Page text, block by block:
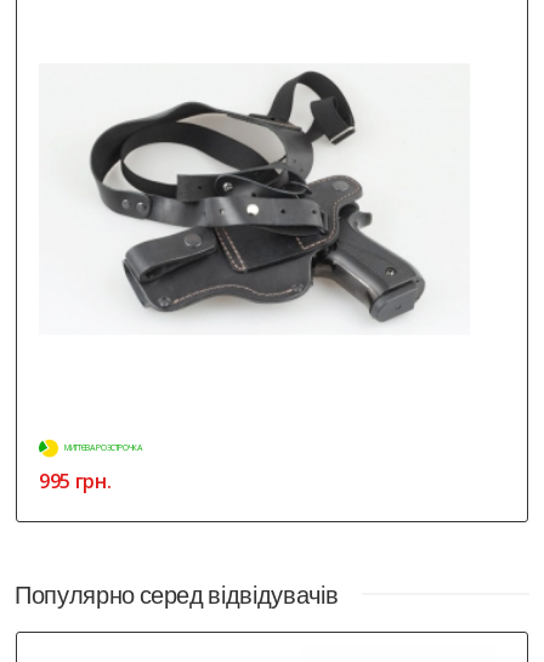
МИТТЄВА РОЗСТРОЧКА
995 грн.
Популярно серед відвідувачів